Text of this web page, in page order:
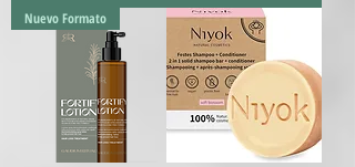
Nuevo Formato